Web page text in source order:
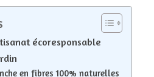
écoresponsable
en fibres 100% naturelles